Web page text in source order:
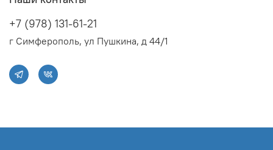
+7 (978) 131-61-21
г Симферополь, ул Пушкина, д 44/1